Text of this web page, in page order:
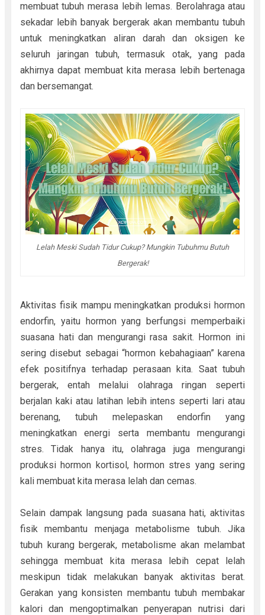
membuat tubuh merasa lebih lemas. Berolahraga atau
sekadar lebih banyak bergerak akan membantu tubuh
untuk meningkatkan aliran darah dan oksigen ke
seluruh jaringan tubuh, termasuk otak, yang pada
akhirnya dapat membuat kita merasa lebih bertenaga
dan bersemangat.
Lelah Meski Sudah Tidur Cukup? Mungkin Tubuhmu Butuh
Bergerak!
Aktivitas fisik mampu meningkatkan produksi hormon
endorfin, yaitu hormon yang berfungsi memperbaiki
suasana hati dan mengurangi rasa sakit. Hormon ini
sering disebut sebagai “hormon kebahagiaan” karena
efek positifnya terhadap perasaan kita. Saat tubuh
bergerak, entah melalui olahraga ringan seperti
berjalan kaki atau latihan lebih intens seperti lari atau
berenang, tubuh melepaskan endorfin yang
meningkatkan energi serta membantu mengurangi
stres. Tidak hanya itu, olahraga juga mengurangi
produksi hormon kortisol, hormon stres yang sering
kali membuat kita merasa lelah dan cemas.
Selain dampak langsung pada suasana hati, aktivitas
fisik membantu menjaga metabolisme tubuh. Jika
tubuh kurang bergerak, metabolisme akan melambat
sehingga membuat kita merasa lebih cepat lelah
meskipun tidak melakukan banyak aktivitas berat.
Gerakan yang konsisten membantu tubuh membakar
kalori dan mengoptimalkan penyerapan nutrisi dari